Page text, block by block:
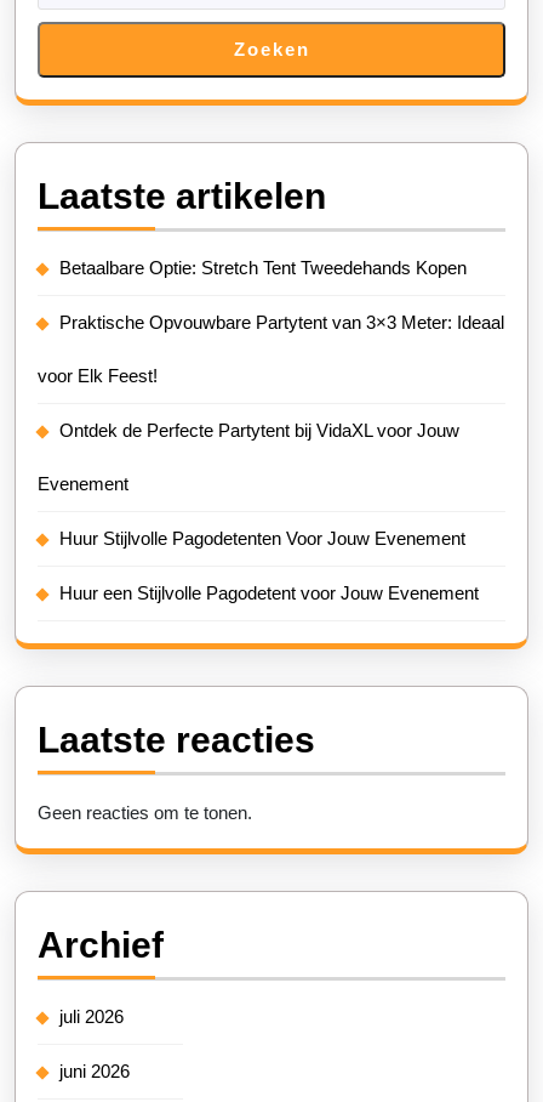
Zoeken
Laatste artikelen
Betaalbare Optie: Stretch Tent Tweedehands Kopen
Praktische Opvouwbare Partytent van 3×3 Meter: Ideaal
voor Elk Feest!
Ontdek de Perfecte Partytent bij VidaXL voor Jouw
Evenement
Huur Stijlvolle Pagodetenten Voor Jouw Evenement
Huur een Stijlvolle Pagodetent voor Jouw Evenement
Laatste reacties
Geen reacties om te tonen.
Archief
juli 2026
juni 2026